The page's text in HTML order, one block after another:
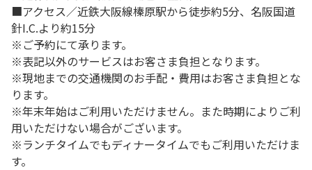
■アクセス／近鉄大阪線榛原駅から徒歩約5分、名阪国道
針I.C.より約15分
※ご予約にて承ります。
※表記以外のサービスはお客さま負担となります。
※現地までの交通機関のお手配・費用はお客さま負担とな
ります。
※年末年始はご利用いただけません。また時期によりご利
用いただけない場合がございます。
※ランチタイムでもディナータイムでもご利用いただけま
す。